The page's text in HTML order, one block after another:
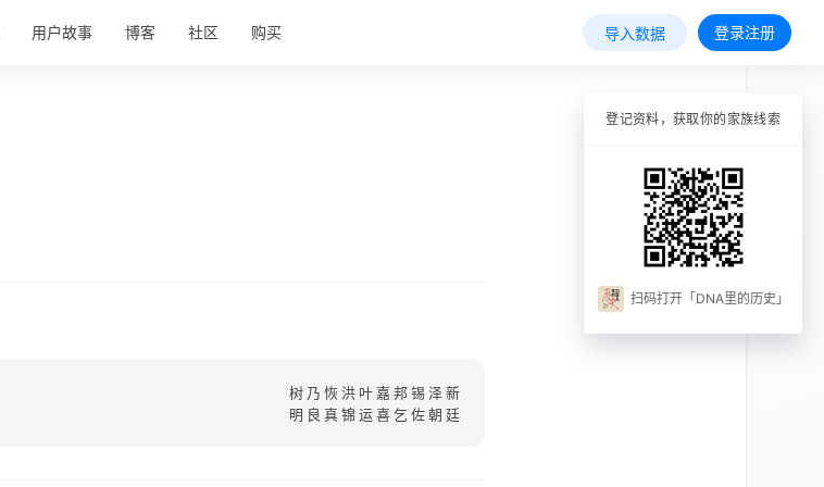
用户故事 博客 社区 购买 导入数据 登录注册
树乃恢洪叶嘉邦锡泽新
明良真锦运喜乞佐朝廷
登记资料，获取你的家族线索
扫码打开「DNA里的历史」